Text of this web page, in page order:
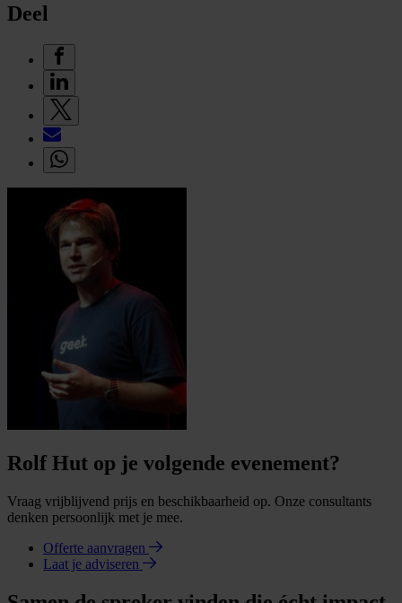
Deel
Rolf Hut op je volgende evenement?
Vraag vrijblijvend prijs en beschikbaarheid op. Onze consultants
denken persoonlijk met je mee.
Offerte aanvragen
Laat je adviseren